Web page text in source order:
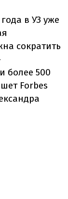
в УЗ уже
сократить
более 500
Forbes